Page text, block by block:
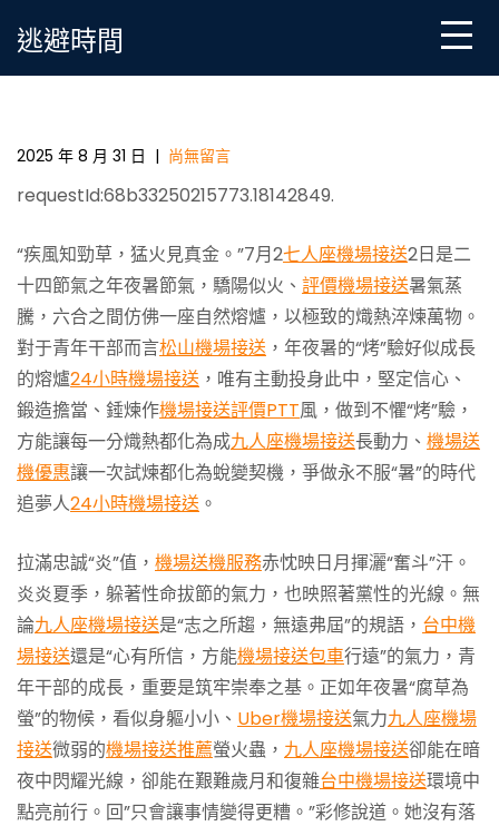
逃避時間
不懼“烤”驗 爭做永不服“暑”玩翻天台中機場接送的時
2025 年 8 月 31 日 | 尚無留言
requestId:68b33250215773.18142849.
“疾風知勁草，猛火見真金。”7月2七人座機場接送2日是二
十四節氣之年夜暑節氣，驕陽似火、 評價機場接送暑氣蒸
騰，六合之間仿佛一座自然熔爐，以極致的熾熱淬煉萬物。
對于青年干部而言松山機場接送 ，年夜暑的“烤”驗好似成長
的熔爐24小時機場接送 ，唯有主動投身此中，堅定信心、
鍛造擔當、錘煉作機場接送評價PTT風，做到不懼“烤”驗，
方能讓每一分熾熱都化為成九人座機場接送長動力、 機場送
機優惠讓一次試煉都化為蛻變契機，爭做永不服“暑”的時代
追夢人24小時機場接送 。
拉滿忠誠“炎”值， 機場送機服務赤忱映日月揮灑“奮斗”汗。
炎炎夏季，躲著性命拔節的氣力，也映照著黨性的光線。無
論九人座機場接送是“志之所趨，無遠弗屆”的規語， 台中機
場接送還是“心有所信，方能機場接送包車行遠”的氣力，青
年干部的成長，重要是筑牢崇奉之基。正如年夜暑“腐草為
螢”的物候，看似身軀小小、 Uber機場接送氣力九人座機場
接送微弱的機場接送推薦螢火蟲， 九人座機場接送卻能在暗
夜中閃耀光線，卻能在艱難歲月和復雜台中機場接送環境中
點亮前行。回”只會讓事情變得更糟。”彩修說道。她沒有落